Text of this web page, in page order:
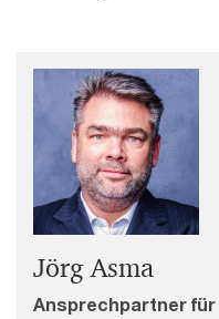
Jörg Asma
Ansprechpartner